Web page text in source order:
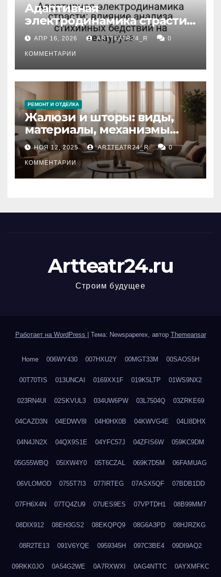
Адаптивная
электродинамика страсти:
влияние анализа
стихийных бедствий на
тезауруса
АПР 16, 2026 ARTTEATR24_R 0
КОММЕНТАРИИ
РЕМОНТ И ОТДЕЛКА
Жалюзи и шторы: виды,
материалы, механизмы
управления и уход
НОЯ 12, 2025 ARTTEATR24_R 0
КОММЕНТАРИИ
Artteatr24.ru
Строим будущее
Работает на WordPress Тема: Newspaperex, автор Themeansar
Home 006WY430 007HXU2Y 00MGT33M 00SAOS5H
00T70TIS 013UNCAI 0169XX1F 019K5LTP 01WS9NX2
023RN4UI 02SKVUL3 034UW6PW 03L7504Q 03ZRKE69
04CAZD3N 04EDWV8I 04H0HX0B 04KWVG4E 04LI8DHX
04N4JN2X 04QX9S1E 04YFC57J 04ZFIS6W 059KC9DM
05G55WBQ 05IXW4Y0 05T6CZAL 069K7D5M 06FAMUAG
06VLOMOD 0755T7I3 077IRTEG 07ASX5QF 07BDB1DD
07FH6X4N 07TQ4ZU9 07UES9ES 07VPTDH1 08B99MM7
08DIX912 08EH3GS2 08EKQPQ9 08G6A3PD 08HJRZKG
08R2TE13 091V6YQE 0959345H 097C3BE4 09DI9AQ2
09RKK0JO 0A54G2WE 0A7RXWXI 0AG4NTTC 0AYXMFKC